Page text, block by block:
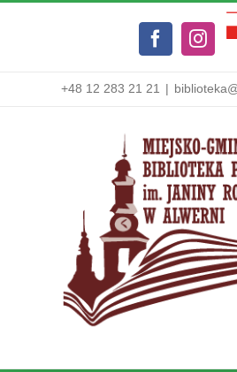
Facebook
+48 12 283 21 21 |